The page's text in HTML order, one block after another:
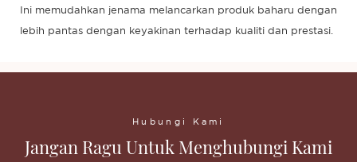
Ini memudahkan jenama melancarkan produk baharu dengan
lebih pantas dengan keyakinan terhadap kualiti dan prestasi.
Hubungi Kami
Jangan Ragu Untuk Menghubungi Kami